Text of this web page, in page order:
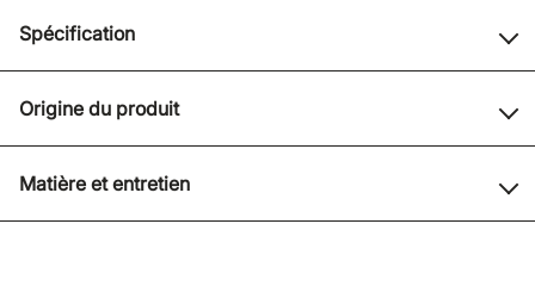
Spécification
Origine du produit
Matière et entretien